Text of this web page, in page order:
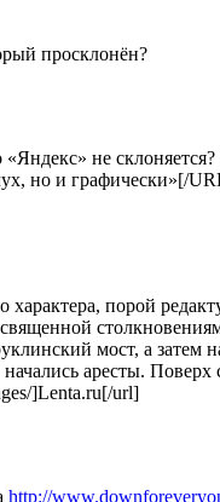
просклонён?
не
но и графически»[/
характера, порой
мост, а
аресты.
]Lenta.ru[/url]
http://